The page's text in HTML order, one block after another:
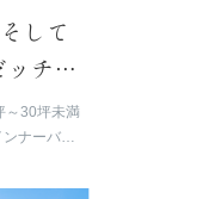
して
ッチ対
～30坪未満
ナーバル